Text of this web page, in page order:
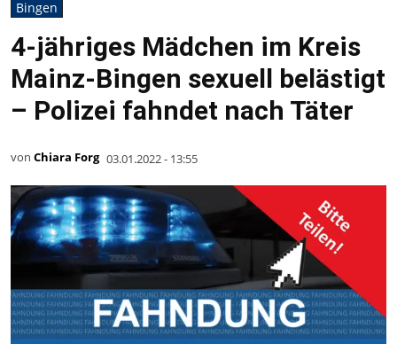
Bingen
4-jähriges Mädchen im Kreis
Mainz-Bingen sexuell belästigt
– Polizei fahndet nach Täter
von Chiara Forg 03.01.2022 - 13:55